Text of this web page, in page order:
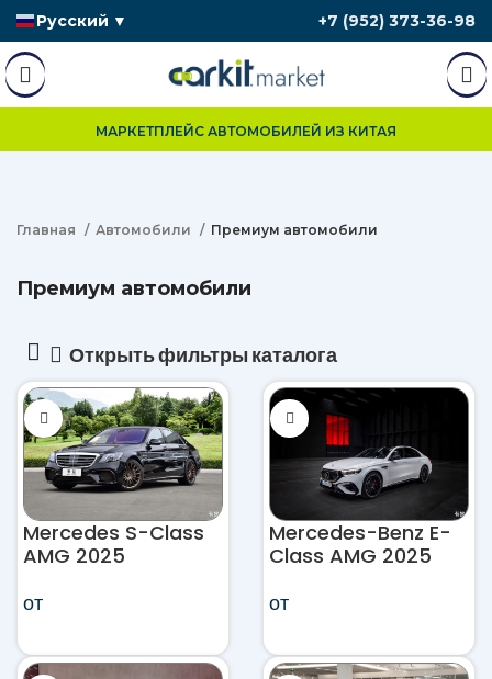
Русский ▼ +7 (952) 373-36-98
МАРКЕТПЛЕЙС АВТОМОБИЛЕЙ ИЗ КИТАЯ
Главная Автомобили Премиум автомобили
Премиум автомобили
Открыть фильтры каталога
Mercedes S-Class
AMG 2025
от
Mercedes-Benz E-
Class AMG 2025
от